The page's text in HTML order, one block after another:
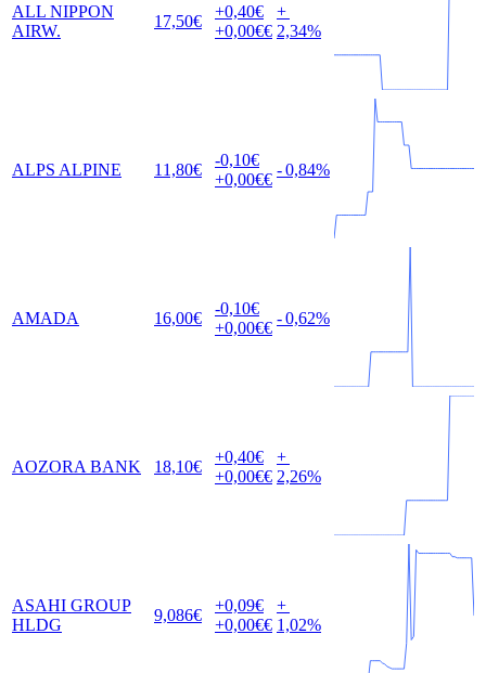
ALL NIPPON
AIRW.
17,50€
+0,40€
+0,00€€
+
2,34%
ALPS ALPINE 11,80€
-0,10€
+0,00€€
-0,84%
AMADA 16,00€
-0,10€
+0,00€€
-0,62%
AOZORA BANK 18,10€
+0,40€
+0,00€€
+
2,26%
ASAHI GROUP
HLDG
9,086€
+0,09€
+0,00€€
+
1,02%